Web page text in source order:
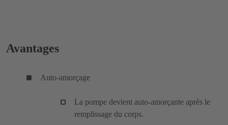
Avantages
Auto-amorçage
La pompe devient auto-amorçante après le
remplissage du corps.